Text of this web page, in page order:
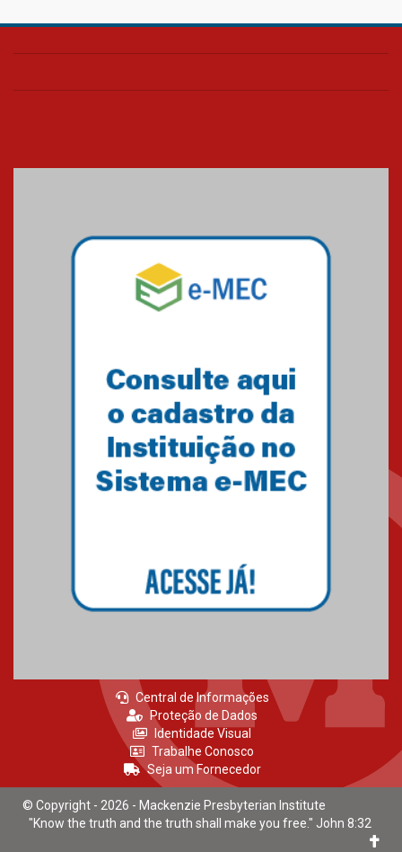
Central de Informações
Proteção de Dados
Identidade Visual
Trabalhe Conosco
Seja um Fornecedor
© Copyright - 2026 - Mackenzie Presbyterian Institute
"Know the truth and the truth shall make you free." John 8:32